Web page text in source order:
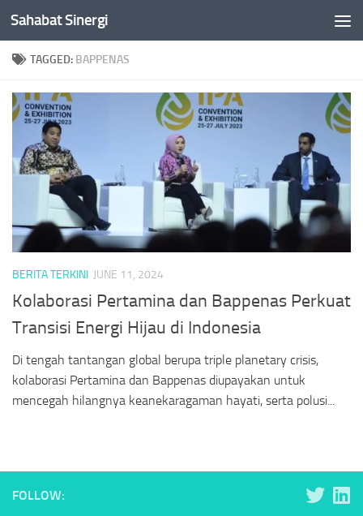
Skip to content
Sahabat Sinergi
TAGGED: BAPPENAS
BERITA TERKINI JUNE 11, 2024
Kolaborasi Pertamina dan Bappenas Perkuat
Transisi Energi Hijau di Indonesia
Di tengah tantangan global berupa triple planetary crisis,
kolaborasi Pertamina dan Bappenas diupayakan untuk
mencegah hilangnya keanekaragaman hayati, serta polusi...
FOLLOW: